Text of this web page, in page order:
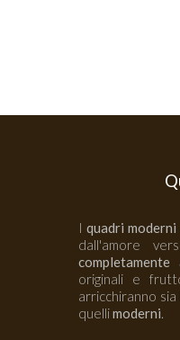
I quadri moderni
dall'amore
completamente
originali e
arricchiranno
quellimoderni.